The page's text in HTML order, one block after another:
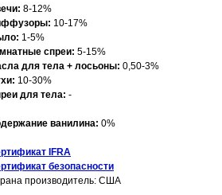
8-12%
10-17%
1-5%
спреи: 5-15%
для тела + лосьоны: 0,50-3%
10-30%
для тела: -
ванилина: 0%
IFRA
безопасности
производитель: США